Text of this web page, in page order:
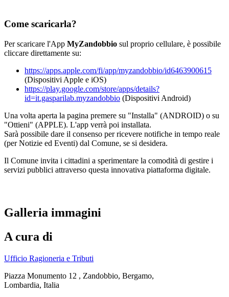
Come scaricarla?
Per scaricare l'App MyZandobbio sul proprio cellulare, è possibile
cliccare direttamente su:
https://apps.apple.com/fi/app/myzandobbio/id6463900615
(Dispositivi Apple e iOS)
https://play.google.com/store/apps/details?
id=it.gasparilab.myzandobbio (Dispositivi Android)
Una volta aperta la pagina premere su "Installa" (ANDROID) o su
"Ottieni" (APPLE). L'app verrà poi installata.
Sarà possibile dare il consenso per ricevere notifiche in tempo reale
(per Notizie ed Eventi) dal Comune, se si desidera.
Il Comune invita i cittadini a sperimentare la comodità di gestire i
servizi pubblici attraverso questa innovativa piattaforma digitale.
Galleria immagini
A cura di
Ufficio Ragioneria e Tributi
Piazza Monumento 12 , Zandobbio, Bergamo,
Lombardia, Italia